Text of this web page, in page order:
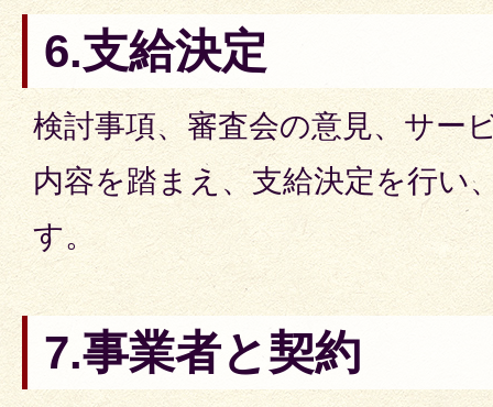
6.支給決定
検討事項、審査会の意見、サー
内容を踏まえ、支給決定を行い
す。
7.事業者と契約